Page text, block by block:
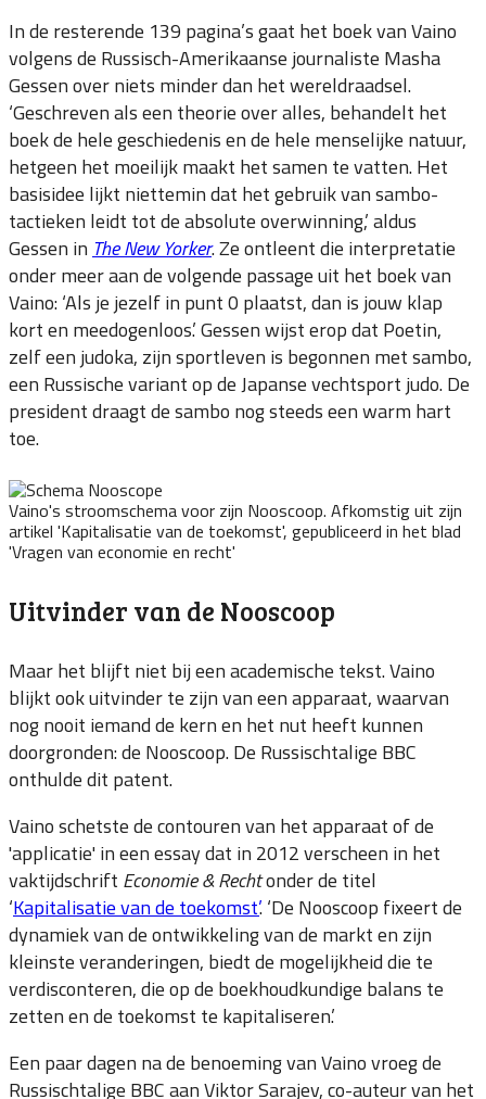
In de resterende 139 pagina’s gaat het boek van Vaino
volgens de Russisch-Amerikaanse journaliste Masha
Gessen over niets minder dan het wereldraadsel.
‘Geschreven als een theorie over alles, behandelt het
boek de hele geschiedenis en de hele menselijke natuur,
hetgeen het moeilijk maakt het samen te vatten. Het
basisidee lijkt niettemin dat het gebruik van sambo-
tactieken leidt tot de absolute overwinning,’ aldus
Gessen in The New Yorker. Ze ontleent die interpretatie
onder meer aan de volgende passage uit het boek van
Vaino: ‘Als je jezelf in punt 0 plaatst, dan is jouw klap
kort en meedogenloos.’ Gessen wijst erop dat Poetin,
zelf een judoka, zijn sportleven is begonnen met sambo,
een Russische variant op de Japanse vechtsport judo. De
president draagt de sambo nog steeds een warm hart
toe.
Vaino's stroomschema voor zijn Nooscoop. Afkomstig uit zijn
artikel 'Kapitalisatie van de toekomst', gepubliceerd in het blad
'Vragen van economie en recht'
Uitvinder van de Nooscoop
Maar het blijft niet bij een academische tekst. Vaino
blijkt ook uitvinder te zijn van een apparaat, waarvan
nog nooit iemand de kern en het nut heeft kunnen
doorgronden: de Nooscoop. De Russischtalige BBC
onthulde dit patent.
Vaino schetste de contouren van het apparaat of de
'applicatie' in een essay dat in 2012 verscheen in het
vaktijdschrift Economie & Rechtonder de titel
‘Kapitalisatie van de toekomst’. ‘De Nooscoop fixeert de
dynamiek van de ontwikkeling van de markt en zijn
kleinste veranderingen, biedt de mogelijkheid die te
verdisconteren, die op de boekhoudkundige balans te
zetten en de toekomst te kapitaliseren.’
Een paar dagen na de benoeming van Vaino vroeg de
Russischtalige BBC aan Viktor Sarajev, co-auteur van het